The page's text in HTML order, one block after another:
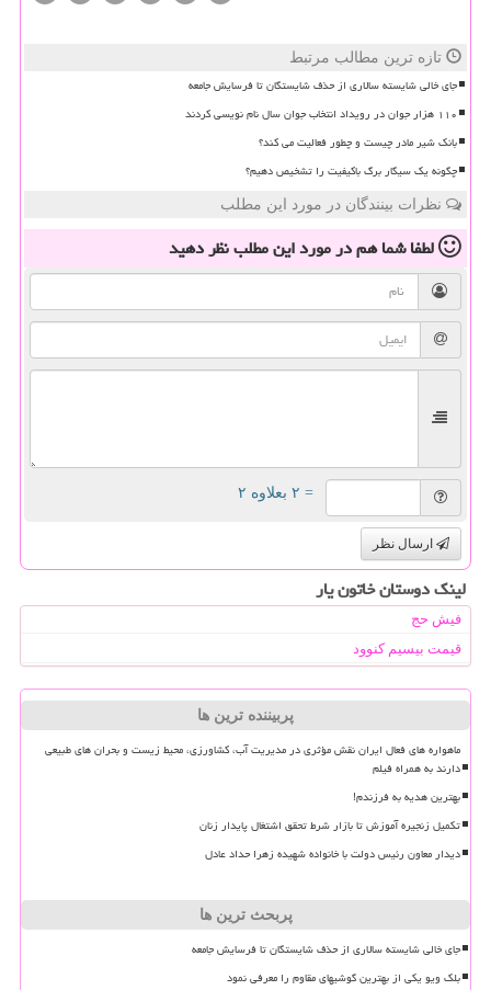
تازه ترین مطالب مرتبط
جای خالی شایسته سالاری از حذف شایستگان تا فرسایش جامعه
۱۱۰ هزار جوان در رویداد انتخاب جوان سال نام نویسی کردند
بانک شیر مادر چیست و چطور فعالیت می کند؟
چگونه یک سیگار برگ باکیفیت را تشخیص دهیم؟
نظرات بینندگان در مورد این مطلب
لطفا شما همدر مورد این مطلبنظر دهید
= ۲ بعلاوه ۲
ارسال نظر
لینک دوستان خاتون یار
فیش حج
قیمت بیسیم کنوود
پربیننده ترین ها
ماهواره های فعال ایران نقش مؤثری در مدیریت آب، کشاورزی، محیط زیست و بحران های طبیعی
دارند به همراه فیلم
بهترین هدیه به فرزندم!
تکمیل زنجیره آموزش تا بازار شرط تحقق اشتغال پایدار زنان
دیدار معاون رئیس دولت با خانواده شهیده زهرا حداد عادل
پربحث ترین ها
جای خالی شایسته سالاری از حذف شایستگان تا فرسایش جامعه
بلک ویو یکی از بهترین گوشیهای مقاوم را معرفی نمود